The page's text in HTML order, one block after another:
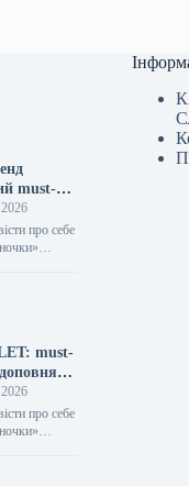
must-
про себе
must-
про себе